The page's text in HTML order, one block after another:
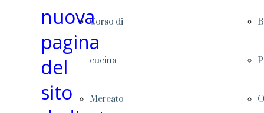
Corso di
cucina
Mercato
nuova
pagina
del
sito